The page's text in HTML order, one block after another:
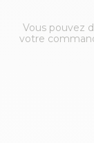
Vous pouvez
votre